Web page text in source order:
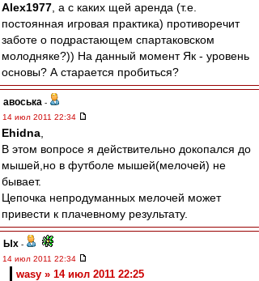
Alex1977 , а с каких щей аренда (т.е.
постоянная игровая практика) противоречит
заботе о подрастающем спартаковском
молодняке?)) На данный момент Як - уровень
основы? А старается пробиться?
авоська -
14 июл 2011 22:34
Ehidna
В этом вопросе я действительно докопался до
мышей,но в футболе мышей(мелочей) не
бывает.
Цепочка непродуманных мелочей может
привести к плачевному результату.
Ых -
14 июл 2011 22:34
wasy » 14 июл 2011 22:25